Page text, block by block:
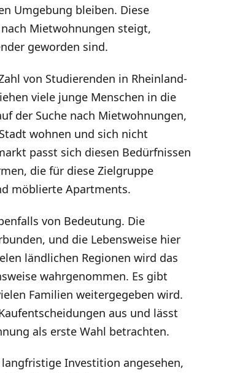
Umgebung bleiben. Diese
Mietwohnungen steigt,
geworden sind.
von Studierenden in Rheinland-
viele junge Menschen in die
der Suche nach Mietwohnungen,
wohnen und sich nicht
passt sich diesen Bedürfnissen
die für diese Zielgruppe
möblierte Apartments.
von Bedeutung. Die
und die Lebensweise hier
ländlichen Regionen wird das
wahrgenommen. Es gibt
Familien weitergegeben wird.
aus und lässt
als erste Wahl betrachten.
Investition angesehen,